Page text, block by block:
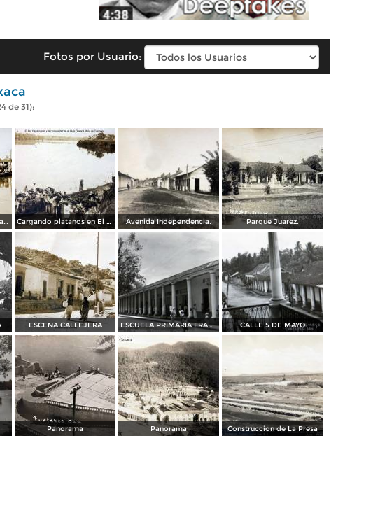
Fotos por Usuario:
de 31):
Un buen servicio de la panga. Cargando platanos en El Rio Papaloapan y la Comunidad de el Hule Oaxaca Mpio de Tuxtepec Fechada en 1911 Avenida Independencia. Parque Juarez.
ESCENA CALLEJERA ESCUELA PRIMARIA FRANCISCO I MADERO CALLE 5 DE MAYO
Panorama Panorama Construccion de La Presa